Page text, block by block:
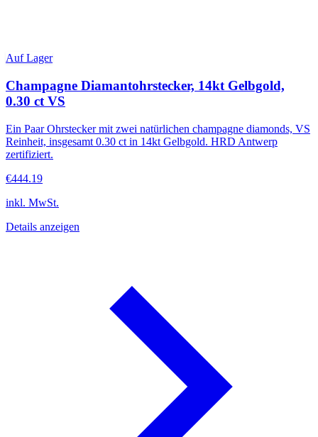
Auf Lager
Champagne Diamantohrstecker, 14kt Gelbgold,
0.30 ct VS
Ein Paar Ohrstecker mit zwei natürlichen champagne diamonds, VS
Reinheit, insgesamt 0.30 ct in 14kt Gelbgold. HRD Antwerp
zertifiziert.
€444.19
inkl. MwSt.
Details anzeigen